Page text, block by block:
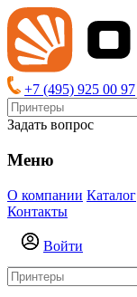
+7 (495) 925 00 97
Задать вопрос
Меню
О компании Каталог
Контакты
Войти